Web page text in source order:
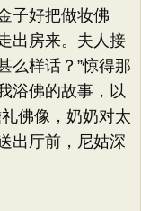
子好把做妆佛
出房来。夫人接
么样话？”惊得那
浴佛的故事，以
佛像，奶奶对太
出厅前，尼姑深